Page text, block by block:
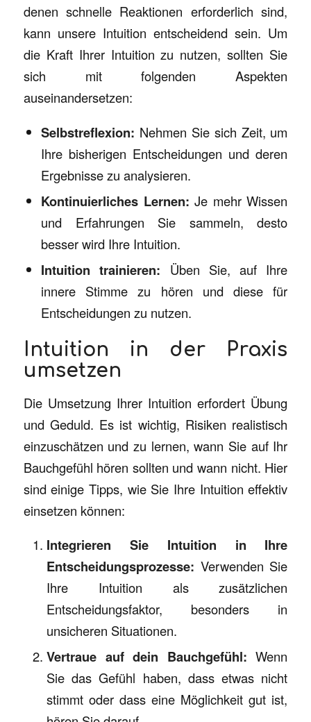
denen schnelle Reaktionen erforderlich sind,
kann unsere Intuition entscheidend sein. Um
die Kraft Ihrer Intuition zu nutzen, sollten Sie
sich mit folgenden Aspekten
auseinandersetzen:
Selbstreflexion: Nehmen Sie sich Zeit, um
Ihre bisherigen Entscheidungen und deren
Ergebnisse zu analysieren.
Kontinuierliches Lernen: Je mehr Wissen
und Erfahrungen Sie sammeln, desto
besser wird Ihre Intuition.
Intuition trainieren: Üben Sie, auf Ihre
innere Stimme zu hören und diese für
Entscheidungen zu nutzen.
Intuition in der Praxis
umsetzen
Die Umsetzung Ihrer Intuition erfordert Übung
und Geduld. Es ist wichtig, Risiken realistisch
einzuschätzen und zu lernen, wann Sie auf Ihr
Bauchgefühl hören sollten und wann nicht. Hier
sind einige Tipps, wie Sie Ihre Intuition effektiv
einsetzen können:
Integrieren Sie Intuition in Ihre
Entscheidungsprozesse: Verwenden Sie
Ihre Intuition als zusätzlichen
Entscheidungsfaktor, besonders in
unsicheren Situationen.
Vertraue auf dein Bauchgefühl: Wenn
Sie das Gefühl haben, dass etwas nicht
stimmt oder dass eine Möglichkeit gut ist,